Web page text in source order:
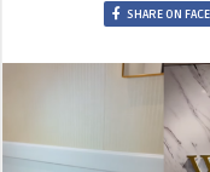
SHARE ON